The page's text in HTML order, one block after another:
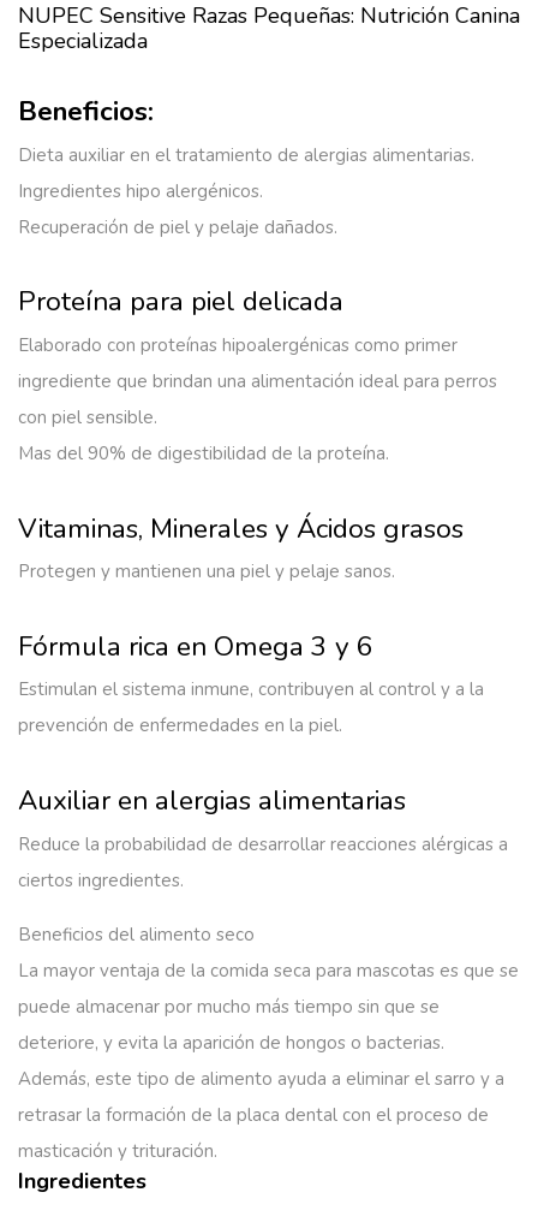
NUPEC Sensitive Razas Pequeñas: Nutrición Canina
Especializada
Beneficios:
Dieta auxiliar en el tratamiento de alergias alimentarias.
Ingredientes hipo alergénicos.
Recuperación de piel y pelaje dañados.
Proteína para piel delicada
Elaborado con proteínas hipoalergénicas como primer
ingrediente que brindan una alimentación ideal para perros
con piel sensible.
Mas del 90% de digestibilidad de la proteína.
Vitaminas, Minerales y Ácidos grasos
Protegen y mantienen una piel y pelaje sanos.
Fórmula rica en Omega 3 y 6
Estimulan el sistema inmune, contribuyen al control y a la
prevención de enfermedades en la piel.
Auxiliar en alergias alimentarias
Reduce la probabilidad de desarrollar reacciones alérgicas a
ciertos ingredientes.
Beneficios del alimento seco
La mayor ventaja de la comida seca para mascotas es que se
puede almacenar por mucho más tiempo sin que se
deteriore, y evita la aparición de hongos o bacterias.
Además, este tipo de alimento ayuda a eliminar el sarro y a
retrasar la formación de la placa dental con el proceso de
masticación y trituración.
Ingredientes